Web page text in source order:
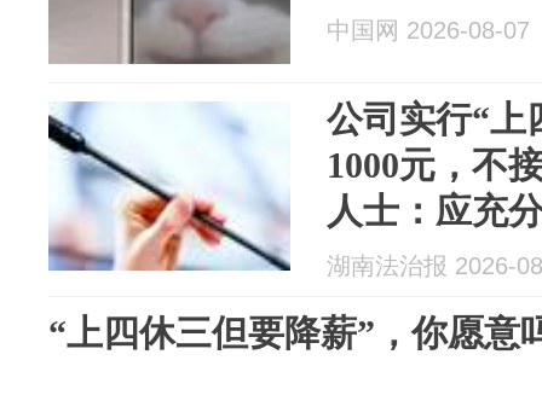
中国网 2026-08-07
公司实行“上
1000元，不
人士：应充
同意
湖南法治报 2026-
“上四休三但要降薪”，你愿意